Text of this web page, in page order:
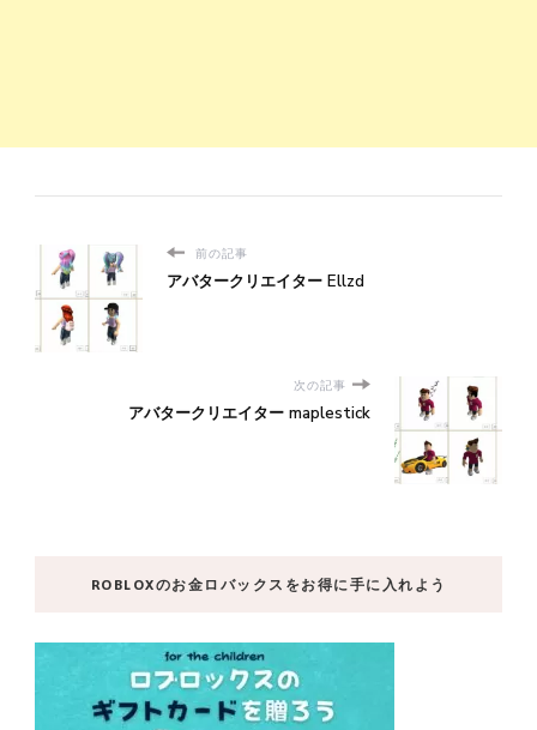
前の記事
アバタークリエイター Ellzd
次の記事
アバタークリエイター maplestick
ROBLOXのお金ロバックスをお得に手に入れよう